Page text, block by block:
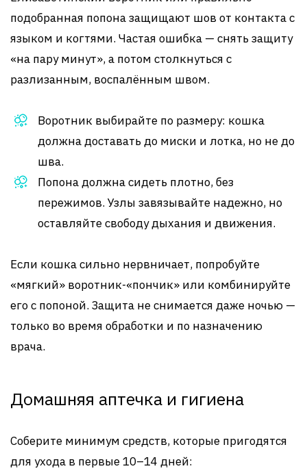
подобранная попона защищают шов от контакта с
языком и когтями. Частая ошибка — снять защиту
«на пару минут», а потом столкнуться с
разлизанным, воспалённым швом.
Воротник выбирайте по размеру: кошка
должна доставать до миски и лотка, но не до
шва.
Попона должна сидеть плотно, без
пережимов. Узлы завязывайте надежно, но
оставляйте свободу дыхания и движения.
Если кошка сильно нервничает, попробуйте
«мягкий» воротник-«пончик» или комбинируйте
его с попоной. Защита не снимается даже ночью —
только во время обработки и по назначению
врача.
Домашняя аптечка и гигиена
Соберите минимум средств, которые пригодятся
для ухода в первые 10–14 дней: